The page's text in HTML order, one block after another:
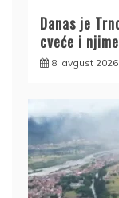
Danas je
cveće i
8. avgust 2026.